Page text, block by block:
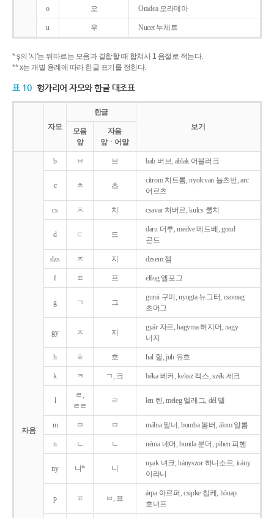
o 오 Oradea 오라데아
u 우 Nucet 누체트
* ş의 '시'는 뒤따르는 모음과 결합할 때 합쳐서 1 음절로 적는다.
** x는 개별 용례에 따라 한글 표기를 정한다.
표 10 헝가리어 자모와 한글 대조표
자모
한글
보기
모음
앞
자음
앞ㆍ어말
자음
b ㅂ 브 bab 버브, ablak 어블러크
c ㅊ 츠
citrom 치트롬, nyolcvan 뇰츠번, arc
어르츠
cs ㅊ 치 csavar 처버르, kulcs 쿨치
d ㄷ 드
daru 더루, medve 메드베, gond
곤드
dzs ㅈ 지 dzsem 젬
f ㅍ 프 elfog 엘포그
g ㄱ 그
gumi 구미, nyugta 뉴그터, csomag
초머그
gy ㅈ 지
gyár 자르, hagyma 허지머, nagy
너지
h ㅎ 흐 hal 헐, juh 유흐
k ㅋ ㄱ, 크 béka 베커, keksz 켁스, szék 세크
l
ㄹ,
ㄹㄹ
ㄹ len 렌, meleg 멜레그, dél 델
m ㅁ ㅁ málna 말너, bomba 봄버, álom 알롬
n ㄴ ㄴ néma 네머, bunda 분더, pihen 피헨
ny 니* 니
nyak 녀크, hányszor 하니소르, irány
이라니
p ㅍ ㅂ, 프
árpa 아르퍼, csipke 칩케, hónap
호너프